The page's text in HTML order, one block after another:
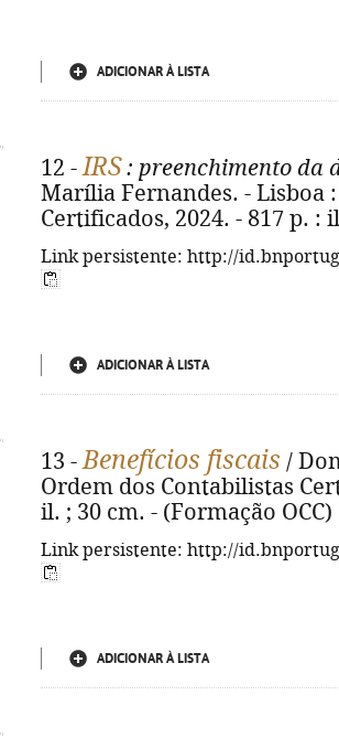
ADICIONAR À LISTA
12 -IRS: preenchimento da
Marília Fernandes. - Lisboa
Certificados, 2024. - 817 p. :
Link persistente: http://
ADICIONAR À LISTA
13 -Benefícios fiscais /
Ordem dos Contabilistas
il. ; 30 cm. - (Formação OCC)
Link persistente: http://
ADICIONAR À LISTA